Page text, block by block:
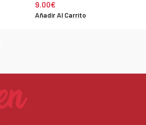
9.00€
Añadir Al Carrito